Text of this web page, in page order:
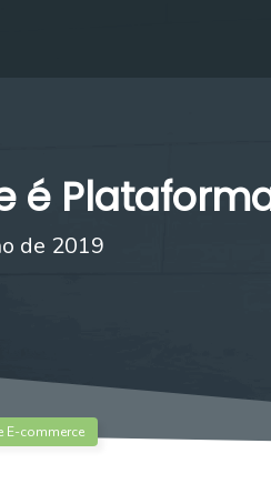
é
de 2019
E-commerce